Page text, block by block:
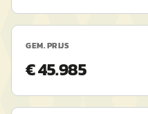
GEM. PRIJS
€ 45.985